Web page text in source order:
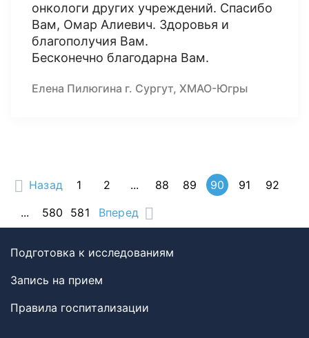
онкологи других учреждений. Спасибо
Вам, Омар Алиевич. Здоровья и
благополучия Вам.
Бесконечно благодарна Вам.
Елена Пилюгина г. Сургут, ХМАО-Югры
Назад 1 2 ... 88 89 90 91
92
...
580 581 Вперед
Подготовка к исследованиям
Запись на прием
Правила госпитализации